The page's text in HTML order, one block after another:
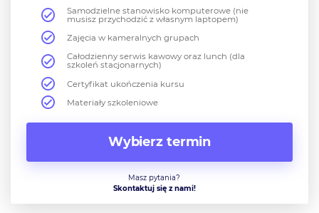
Samodzielne stanowisko komputerowe (nie
musisz przychodzić z własnym laptopem)
Zajęcia w kameralnych grupach
Całodzienny serwis kawowy oraz lunch (dla
szkoleń stacjonarnych)
Certyfikat ukończenia kursu
Materiały szkoleniowe
Wybierz termin
Masz pytania?
Skontaktuj się z nami!